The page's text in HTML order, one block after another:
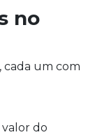
no
cada um com
valor do